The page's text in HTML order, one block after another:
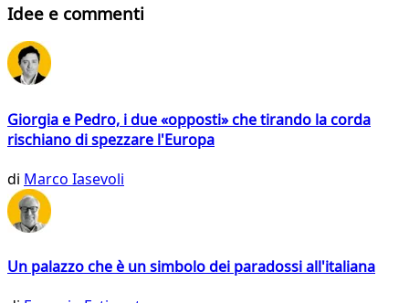
Idee e commenti
Giorgia e Pedro, i due «opposti» che tirando la corda
rischiano di spezzare l'Europa
di Marco Iasevoli
Un palazzo che è un simbolo dei paradossi all'italiana